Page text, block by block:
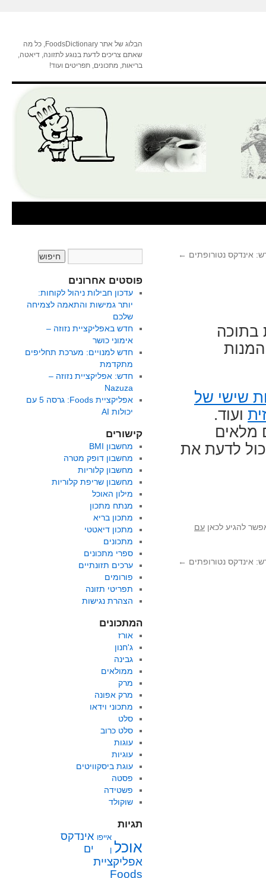
הבלוג של אתר FoodsDictionary, כל מה
שאתם צריכים לדעת בנוגע לתזונה, דיאטה,
בריאות, מתכונים, תפריטים ועוד!
אינדקס נטורופתים ←
בתוכה
שישי של
ועוד.
מלאים
לדעת את
להגיע לכאן עם
אינדקס נטורופתים ←
פוסטים אחרונים
עדכון חבילות ניהול לקוחות:
יותר גמישות והתאמה לצמיחה
שלכם
חדש באפליקציית נזוזה –
אימוני כושר
חדש למנויים: מערכת תחליפים
מתקדמת
חדש: אפליקציית נזוזה –
Nazuza
אפליקציית Foods: גרסה 5 עם
יכולות AI
קישורים
מחשבון BMI
מחשבון דופק מטרה
מחשבון קלוריות
מחשבון שריפת קלוריות
מילון האוכל
מנתח מתכון
מתכון בריא
מתכון דיאטטי
מתכונים
ספרי מתכונים
ערכים תזונתיים
פורומים
תפריטי תזונה
הצהרת נגישות
המתכונים
אורז
ג'חנון
גבינה
ממולאים
מרק
מרק אפונה
מתכוני וידאו
סלט
סלט כרוב
עוגות
עוגיות
עוגת ביסקוויטים
פסטה
פשטידה
שוקולד
תגיות
אוכל
אייפו
ן
אינדקס
ים
אפליקציית
Foods